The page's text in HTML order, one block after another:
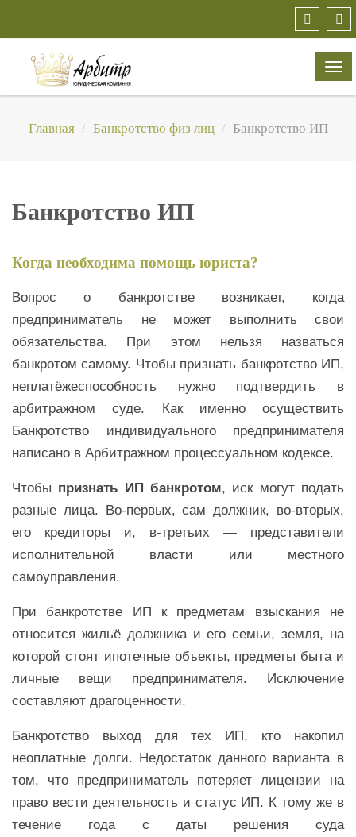
Главная Банкротство физ лиц Банкротство ИП
Банкротство ИП
Когда необходима помощь юриста?
Вопрос о банкротстве возникает, когда
предприниматель не может выполнить свои
обязательства. При этом нельзя назваться
банкротом самому. Чтобы признать банкротство ИП,
неплатёжеспособность нужно подтвердить в
арбитражном суде. Как именно осуществить
Банкротство индивидуального предпринимателя
написано в Арбитражном процессуальном кодексе.
Чтобы признать ИП банкротом, иск могут подать
разные лица. Во-первых, сам должник, во-вторых,
его кредиторы и, в-третьих — представители
исполнительной власти или местного
самоуправления.
При банкротстве ИП к предметам взыскания не
относится жильё должника и его семьи, земля, на
которой стоят ипотечные объекты, предметы быта и
личные вещи предпринимателя. Исключение
составляют драгоценности.
Банкротство выход для тех ИП, кто накопил
неоплатные долги. Недостаток данного варианта в
том, что предприниматель потеряет лицензии на
право вести деятельность и статус ИП. К тому же в
течение года с даты решения суда